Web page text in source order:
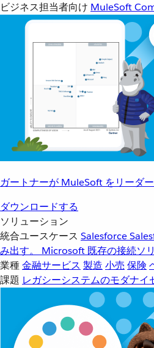
ビジネス担当者向け MuleSoft
ガートナーが MuleSoft をリーダ
ダウンロードする
ソリューション
統合ユースケース Salesforce
み出す。
Microsoft 既存の接続ソ
業種金融サービス 製造 小売 保険
課題 レガシーシステムのモダナイ